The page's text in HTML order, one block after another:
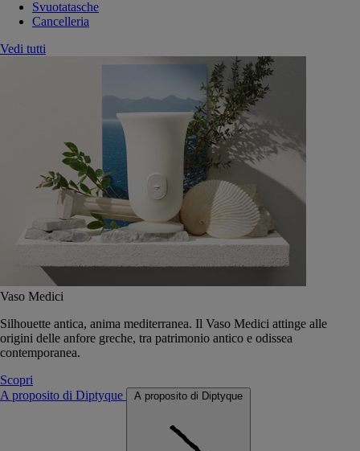
Svuotatasche
Cancelleria
Vedi tutti
Vaso Medici
Silhouette antica, anima mediterranea. Il Vaso Medici attinge alle
origini delle anfore greche, tra patrimonio antico e odissea
contemporanea.
Scopri
A proposito di Diptyque
A proposito di Diptyque